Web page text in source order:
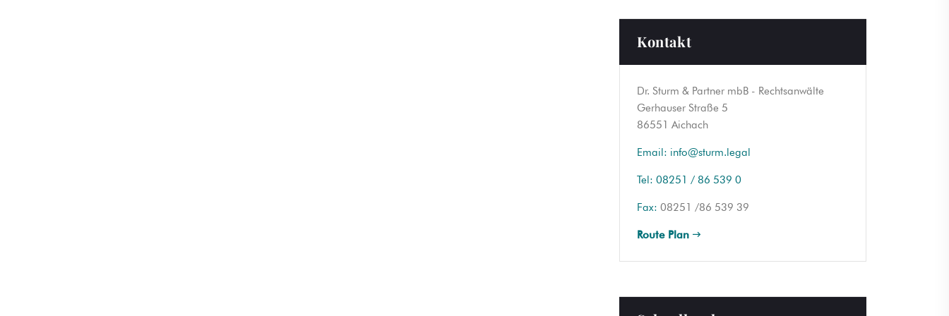
Kontakt
Dr. Sturm & Partner mbB - Rechtsanwälte
Gerhauser Straße 5
86551 Aichach
Email: info@sturm.legal
Tel: 08251 / 86 539 0
Fax: 08251 /86 539 39
Route Plan